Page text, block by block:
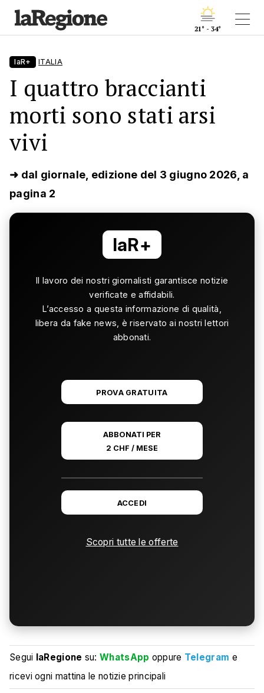
21° - 34°
laR+ ITALIA
I quattro braccianti
morti sono stati arsi
vivi
➜ dal giornale, edizione del 3 giugno 2026, a
pagina 2
laR+
Il lavoro dei nostri giornalisti garantisce notizie
verificate e affidabili.
L’accesso a questa informazione di qualità,
libera da fake news, è riservato ai nostri lettori
abbonati.
PROVA GRATUITA
ABBONATI PER
2 CHF / MESE
ACCEDI
Scopri tutte le offerte
Segui laRegione su:WhatsApp oppure Telegram e
ricevi ogni mattina le notizie principali